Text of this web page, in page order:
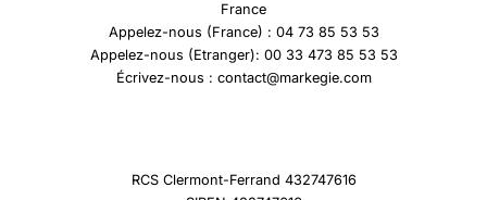
France
Appelez-nous (France) : 04 73 85 53 53
Appelez-nous (Etranger): 00 33 473 85 53 53
Écrivez-nous : contact@markegie.com
RCS Clermont-Ferrand 432747616